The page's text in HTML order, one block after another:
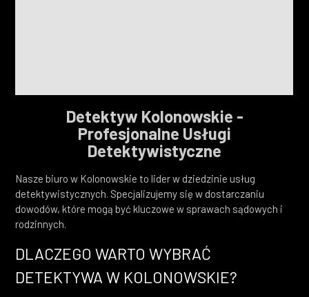
Detektyw Kolonowskie -
Profesjonalne Usługi
Detektywistyczne
Nasze biuro w Kolonowskie to lider w dziedzinie usług
detektywistycznych. Specjalizujemy się w dostarczaniu
dowodów, które mogą być kluczowe w sprawach sądowych i
rodzinnych.
DLACZEGO WARTO WYBRAĆ
DETEKTYWA W KOLONOWSKIE?